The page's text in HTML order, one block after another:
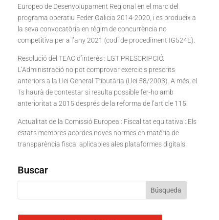
Europeo de Desenvolupament Regional en el marc del
programa operatiu Feder Galicia 2014-2020, i es produeix a
la seva convocatòria en règim de concurrència no
competitiva per a l’any 2021 (codi de procediment IG524E).
Resolució del TEAC d’interès : LGT PRESCRIPCIÓ.
L’Administració no pot comprovar exercicis prescrits
anteriors a la Llei General Tributària (Llei 58/2003). A més, el
Ts haurà de contestar si resulta possible fer-ho amb
anterioritat a 2015 després de la reforma de l’article 115.
Actualitat de la Comissió Europea : Fiscalitat equitativa : Els
estats membres acordes noves normes en matèria de
transparència fiscal aplicables ales plataformes digitals.
Buscar